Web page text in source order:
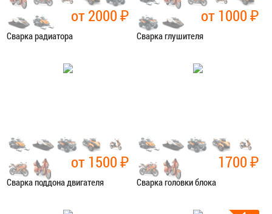
от 2000₽
Сварка радиатора
Сварочные работы
от 1000₽
Сварка глушителя
Сварочные работы
от 1500₽
Сварка поддона двигателя
Сварочные работы
1700₽
Сварка головки блока
Сварочные работы